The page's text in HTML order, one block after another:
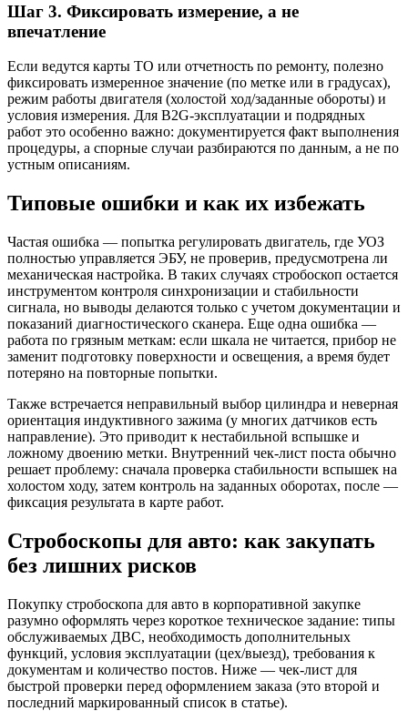
Шаг 3. Фиксировать измерение, а не
впечатление
Если ведутся карты ТО или отчетность по ремонту, полезно
фиксировать измеренное значение (по метке или в градусах),
режим работы двигателя (холостой ход/заданные обороты) и
условия измерения. Для B2G-эксплуатации и подрядных
работ это особенно важно: документируется факт выполнения
процедуры, а спорные случаи разбираются по данным, а не по
устным описаниям.
Типовые ошибки и как их избежать
Частая ошибка — попытка регулировать двигатель, где УОЗ
полностью управляется ЭБУ, не проверив, предусмотрена ли
механическая настройка. В таких случаях стробоскоп остается
инструментом контроля синхронизации и стабильности
сигнала, но выводы делаются только с учетом документации и
показаний диагностического сканера. Еще одна ошибка —
работа по грязным меткам: если шкала не читается, прибор не
заменит подготовку поверхности и освещения, а время будет
потеряно на повторные попытки.
Также встречается неправильный выбор цилиндра и неверная
ориентация индуктивного зажима (у многих датчиков есть
направление). Это приводит к нестабильной вспышке и
ложному двоению метки. Внутренний чек-лист поста обычно
решает проблему: сначала проверка стабильности вспышек на
холостом ходу, затем контроль на заданных оборотах, после —
фиксация результата в карте работ.
Стробоскопы для авто: как закупать
без лишних рисков
Покупку стробоскопа для авто в корпоративной закупке
разумно оформлять через короткое техническое задание: типы
обслуживаемых ДВС, необходимость дополнительных
функций, условия эксплуатации (цех/выезд), требования к
документам и количество постов. Ниже — чек-лист для
быстрой проверки перед оформлением заказа (это второй и
последний маркированный список в статье).